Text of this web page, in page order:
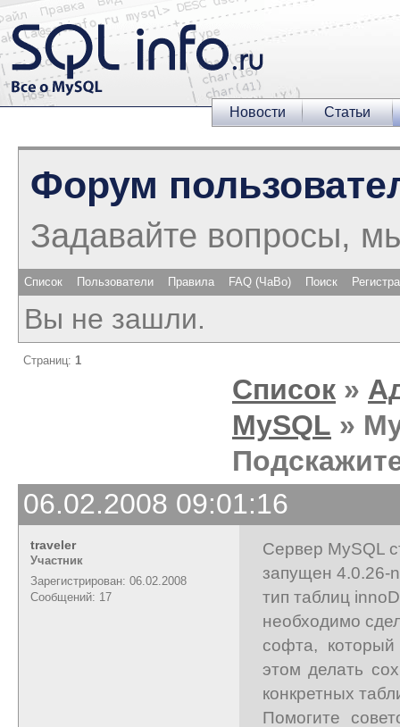
Новости Статьи
Форум
Задавайте вопросы,
Список Пользователи Правила FAQ (ЧаВо) Поиск
Вы не зашли.
Страниц: 1
Список »
MySQL »
06.02.2008 09:01:16
traveler
Участник
Зарегистрирован: 06.02.2008
Сообщений: 17
Сервер MySQL
запущен 4.0.26-
тип таблиц
необходимо
софта,
этом делать
конкретных
Помогите